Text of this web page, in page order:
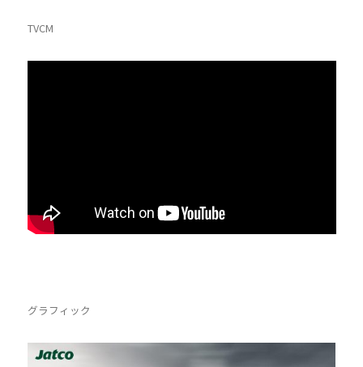
TVCM
グラフィック